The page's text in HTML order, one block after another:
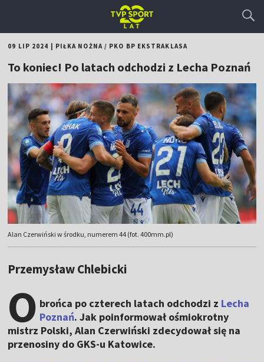
09 LIP 2024 PIŁKA NOŻNA/ PKO BP EKSTRAKLASA
To koniec! Po latach odchodzi z Lecha Poznań
Alan Czerwiński w środku, numerem 44 (fot. 400mm.pl)
Przemysław Chlebicki
O brońca po czterech latach odchodzi z Lecha
Poznań. Jak poinformował ośmiokrotny
mistrz Polski, Alan Czerwiński zdecydował się na
przenosiny do GKS-u Katowice.